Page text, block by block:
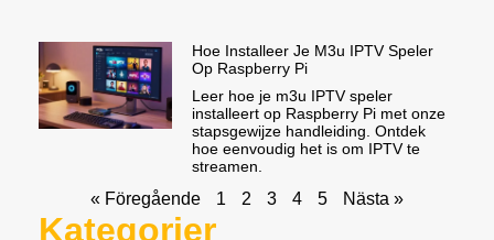
Hoe Installeer Je M3u IPTV Speler
Op Raspberry Pi
Leer hoe je m3u IPTV speler
installeert op Raspberry Pi met onze
stapsgewijze handleiding. Ontdek
hoe eenvoudig het is om IPTV te
streamen.
« Föregående 1 2 3 4 5 Nästa »
Kategorier